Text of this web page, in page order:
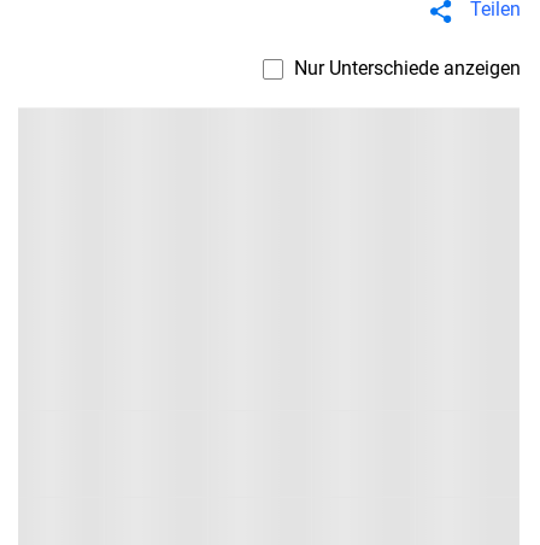
Teilen
Nur Unterschiede anzeigen